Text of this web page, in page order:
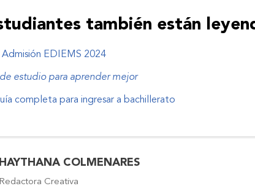
también están
Admisión EDIEMS 2024
estudio para aprender mejor
completa para ingresar a bachillerato
HAYTHANA COLMENARES
Redactora Creativa